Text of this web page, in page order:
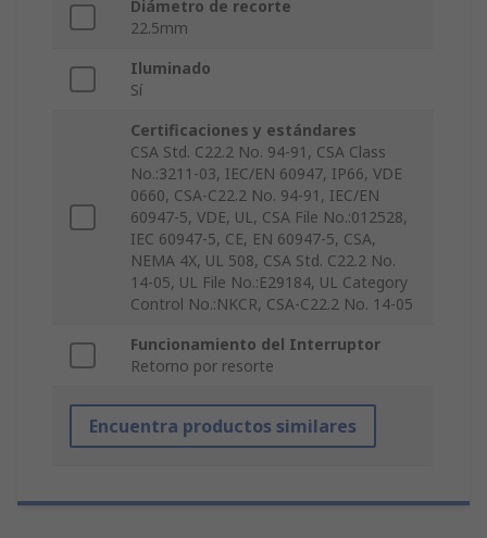
Diámetro de recorte
22.5mm
Iluminado
Sí
Certificaciones y estándares
CSA Std. C22.2 No. 94-91, CSA Class
No.:3211-03, IEC/EN 60947, IP66, VDE
0660, CSA-C22.2 No. 94-91, IEC/EN
60947-5, VDE, UL, CSA File No.:012528,
IEC 60947-5, CE, EN 60947-5, CSA,
NEMA 4X, UL 508, CSA Std. C22.2 No.
14-05, UL File No.:E29184, UL Category
Control No.:NKCR, CSA-C22.2 No. 14-05
Funcionamiento del Interruptor
Retorno por resorte
Encuentra productos similares